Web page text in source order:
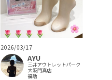
2026/03/17
AYU
三井アウトレットパーク
大阪門真店
福助